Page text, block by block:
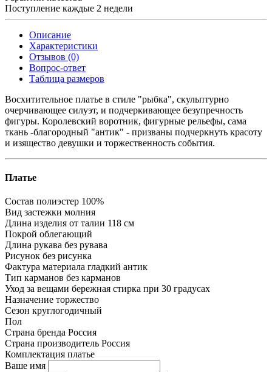
Поступление каждые 2 недели
Описание
Характеристики
Отзывов (0)
Вопрос-ответ
Таблица размеров
Восхитительное платье в стиле "рыбка", скульптурно
очерчивающее силуэт, и подчеркивающее безупречность
фигуры. Королевский воротник, фигурные рельефы, сама
ткань -благородный "антик" - призваны подчеркнуть красоту
и изящество девушки и торжественность события.
Платье
Состав полиэстер 100%
Вид застежки молния
Длина изделия от талии 118 см
Покрой облегающий
Длина рукава без рувава
Рисунок без рисунка
Фактура материала гладкий антик
Тип карманов без карманов
Уход за вещами бережная стирка при 30 градусах
Назначение торжество
Сезон круглогодичный
Пол
Страна бренда Россия
Страна производитель Россия
Комплектация платье
Ваше имя